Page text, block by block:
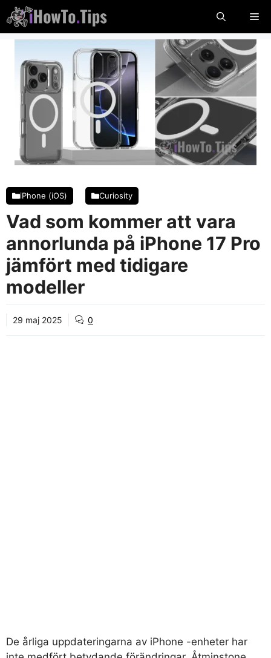
Hoppa
till
innehåll
iPhone (iOS) Curiosity
Vad som kommer att vara
annorlunda på iPhone 17 Pro
jämfört med tidigare
modeller
29 maj 2025 0
De årliga uppdateringarna av iPhone -enheter har